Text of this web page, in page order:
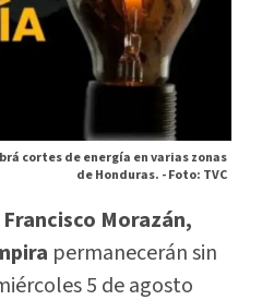
cortes de energía en varias zonas
de Honduras. -Foto: TVC
Francisco Morazán,
permanecerán sin
5 de agosto